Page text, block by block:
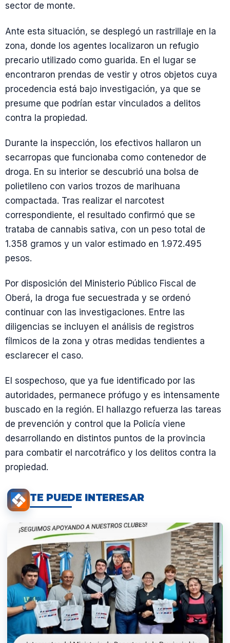
sector de monte.
Ante esta situación, se desplegó un rastrillaje en la
zona, donde los agentes localizaron un refugio
precario utilizado como guarida. En el lugar se
encontraron prendas de vestir y otros objetos cuya
procedencia está bajo investigación, ya que se
presume que podrían estar vinculados a delitos
contra la propiedad.
Durante la inspección, los efectivos hallaron un
secarropas que funcionaba como contenedor de
droga. En su interior se descubrió una bolsa de
polietileno con varios trozos de marihuana
compactada. Tras realizar el narcotest
correspondiente, el resultado confirmó que se
trataba de cannabis sativa, con un peso total de
1.358 gramos y un valor estimado en 1.972.495
pesos.
Por disposición del Ministerio Público Fiscal de
Oberá, la droga fue secuestrada y se ordenó
continuar con las investigaciones. Entre las
diligencias se incluyen el análisis de registros
fílmicos de la zona y otras medidas tendientes a
esclarecer el caso.
El sospechoso, que ya fue identificado por las
autoridades, permanece prófugo y es intensamente
buscado en la región. El hallazgo refuerza las tareas
de prevención y control que la Policía viene
desarrollando en distintos puntos de la provincia
para combatir el narcotráfico y los delitos contra la
propiedad.
TE PUEDE INTERESAR